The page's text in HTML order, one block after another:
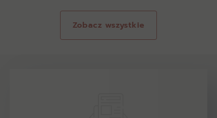
Zobacz wszystkie